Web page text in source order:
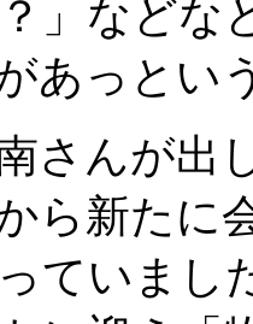
」などな
あっと
さんが出
ら新たに
ていまし